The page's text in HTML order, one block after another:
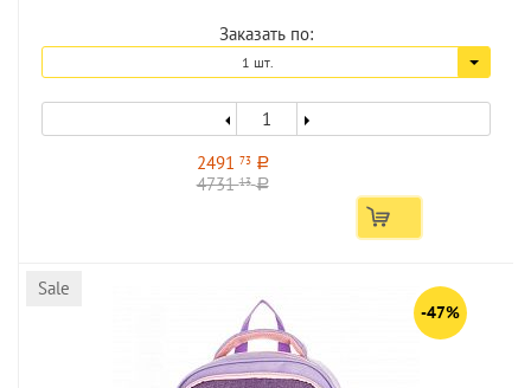
Заказать по:
1 шт.
2491 73 a
473113 a
Sale
-47%